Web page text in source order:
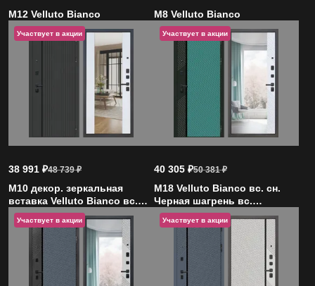
M12 Velluto Bianco M8 Velluto Bianco
Участвует в акции
38 991 ₽48 739 ₽
M10 декор. зеркальная
вставка Velluto Bianco вс.
Черная
Участвует в акции
40 305₽50 381 ₽
M18 Velluto Bianco вс. сн.
Черная шагрень вс.
молдинга Черная
Участвует в акции Участвует в акции